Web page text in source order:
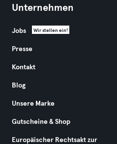
Unternehmen
Jobs Wir stellen ein!
Presse
Kontakt
Blog
Unsere Marke
Gutscheine & Shop
Europäischer Rechtsakt zur